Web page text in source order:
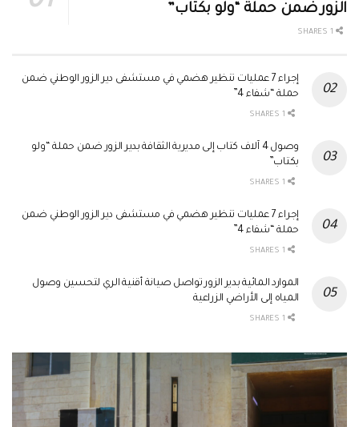
الزور ضمن حملة “ولو بكتاب”
إجراء 7 عمليات تنظير هضمي في مستشفى دير الزور الوطني ضمن
حملة “شفاء 4”
وصول 4 آلاف كتاب إلى مديرية الثقافة بدير الزور ضمن حملة “ولو
بكتاب”
إجراء 7 عمليات تنظير هضمي في مستشفى دير الزور الوطني ضمن
حملة “شفاء 4”
الموارد المائية بدير الزور تواصل صيانة أقنية الري لتحسين وصول
المياه إلى الأراضي الزراعية